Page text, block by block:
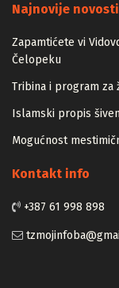
Najnovije novosti
Zapamtićete vi
Čelopeku
Tribina i program za
Islamski propis
Mogućnost
Kontakt info
+387 61 998 898